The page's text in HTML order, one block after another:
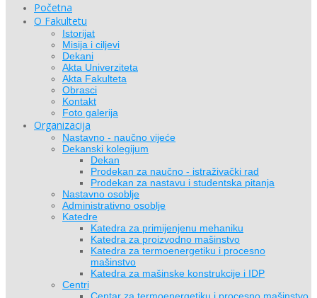
Početna
O Fakultetu
Istorijat
Misija i ciljevi
Dekani
Akta Univerziteta
Akta Fakulteta
Obrasci
Kontakt
Foto galerija
Organizacija
Nastavno - naučno vijeće
Dekanski kolegijum
Dekan
Prodekan za naučno - istraživački rad
Prodekan za nastavu i studentska pitanja
Nastavno osoblje
Administrativno osoblje
Katedre
Katedra za primijenjenu mehaniku
Katedra za proizvodno mašinstvo
Katedra za termoenergetiku i procesno
mašinstvo
Katedra za mašinske konstrukcije i IDP
Centri